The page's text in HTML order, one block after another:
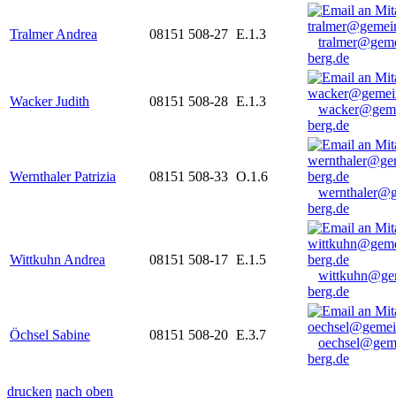
Tralmer Andrea 08151 508-27 E.1.3
berg.de
Wacker Judith 08151 508-28 E.1.3
berg.de
Wernthaler Patrizia 08151 508-33 O.1.6
berg.de
Wittkuhn Andrea 08151 508-17 E.1.5
berg.de
Öchsel Sabine 08151 508-20 E.3.7
berg.de
drucken nach oben